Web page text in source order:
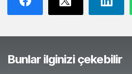
Bunlar ilginizi çekebilir